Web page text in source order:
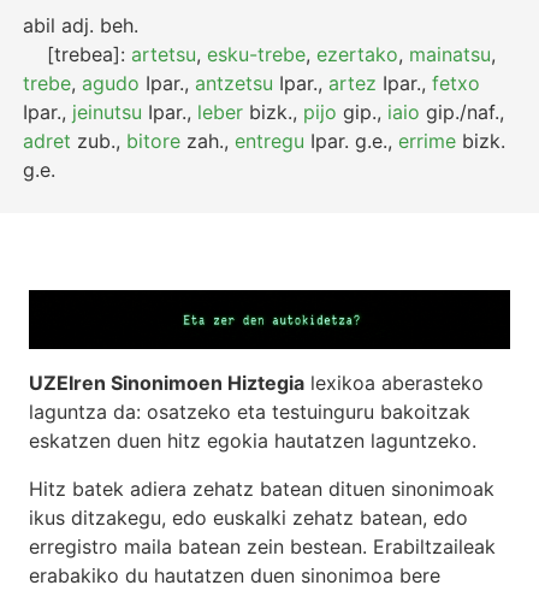
abil adj. beh.
[trebea]:artetsu,esku-trebe,ezertako, mainatsu,
trebe,agudo Ipar.,antzetsu Ipar.,artez Ipar.,fetxo
Ipar., jeinutsu Ipar., leber bizk., pijo gip., iaio gip./naf.,
adret zub., bitore zah.,entregu Ipar. g.e.,errime bizk.
g.e.
UZEIren Sinonimoen Hiztegia lexikoa aberasteko
laguntza da: osatzeko eta testuinguru bakoitzak
eskatzen duen hitz egokia hautatzen laguntzeko.
Hitz batek adiera zehatz batean dituen sinonimoak
ikus ditzakegu, edo euskalki zehatz batean, edo
erregistro maila batean zein bestean. Erabiltzaileak
erabakiko du hautatzen duen sinonimoa bere